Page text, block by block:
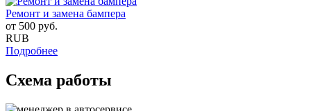
Ремонт и замена бампера
от 500 руб.
RUB
Подробнее
Схема работы